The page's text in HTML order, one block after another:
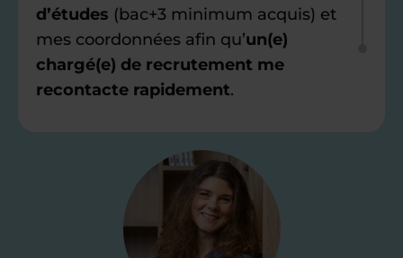
d’études (bac+3 minimum acquis) et
mes coordonnées afin qu’un(e)
chargé(e) de recrutement me
recontacte rapidement.
Je valide ma
candidature